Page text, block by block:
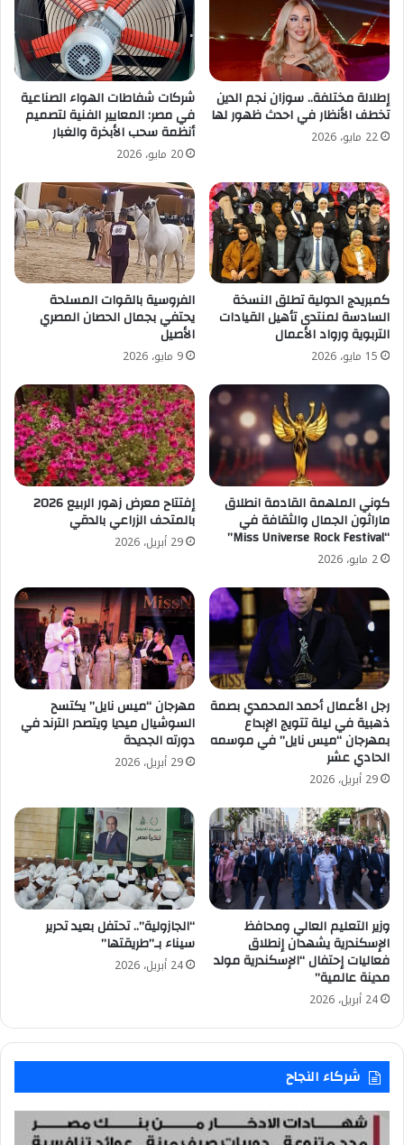
إطلالة مختلفة.. سوزان نجم الدين
تخطف الأنظار في احدث ظهور لها
22 مايو، 2026
شركات شفاطات الهواء الصناعية
في مصر: المعايير الفنية لتصميم
أنظمة سحب الأبخرة والغبار
20 مايو، 2026
كمبريدج الدولية تطلق النسخة
السادسة لمنتدى تأهيل القيادات
التربوية ورواد الأعمال
15 مايو، 2026
الفروسية بالقوات المسلحة
يحتفي بجمال الحصان المصري
الأصيل
9 مايو، 2026
كوني الملهمة القادمة انطلاق
ماراثون الجمال والثقافة في
“Miss Universe Rock Festival”
2 مايو، 2026
إفتتاح معرض زهور الربيع 2026
بالمتحف الزراعي بالدقي
29 أبريل، 2026
رجل الأعمال أحمد المحمدي بصمة
ذهبية في ليلة تتويج الإبداع
بمهرجان “ميس نايل” في موسمه
الحادي عشر
29 أبريل، 2026
مهرجان “ميس نايل” يكتسح
السوشيال ميديا ويتصدر الترند في
دورته الجديدة
29 أبريل، 2026
وزير التعليم العالي ومحافظ
الإسكندرية يشهدان إنطلاق
فعاليات إحتفال “الإسكندرية مولد
مدينة عالمية”
24 أبريل، 2026
“الجازولية”.. تحتفل بعيد تحرير
سيناء بـ”طريقتها”
24 أبريل، 2026
شركاء النجاح